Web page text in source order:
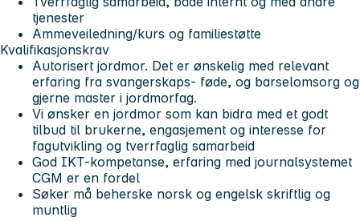
tjenester
Ammeveiledning/kurs og familiestøtte
Kvalifikasjonskrav
Autorisert jordmor. Det er ønskelig med relevant
erfaring fra svangerskaps- føde, og barselomsorg og
gjerne master i jordmorfag.
Vi ønsker en jordmor som kan bidra med et godt
tilbud til brukerne, engasjement og interesse for
fagutvikling og tverrfaglig samarbeid
God IKT-kompetanse, erfaring med journalsystemet
CGM er en fordel
Søker må beherske norsk og engelsk skriftlig og
muntlig